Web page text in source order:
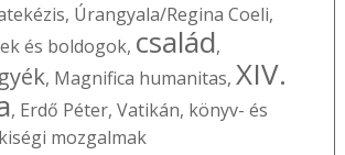
, Úrangyala/Regina Coeli,
és boldogok, család,
, Magnifica humanitas, XIV.
, Erdő Péter, Vatikán, könyv- és
mozgalmak